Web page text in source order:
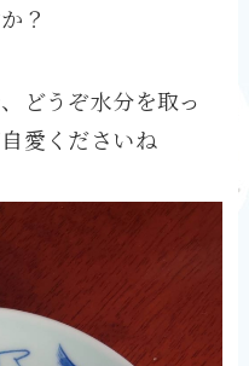
？
どうぞ水分を取っ
愛くださいね